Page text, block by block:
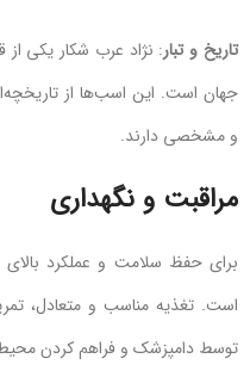
تاریخ و تبار: نژاد عرب شکار یکی
جهان است. این اسب‌ها از
و مشخصی دارند.
مراقبت و نگهداری
برای حفظ سلامت و عملکرد بالای
است. تغذیه مناسب و متعادل،
توسط دامپزشک و فراهم کردن